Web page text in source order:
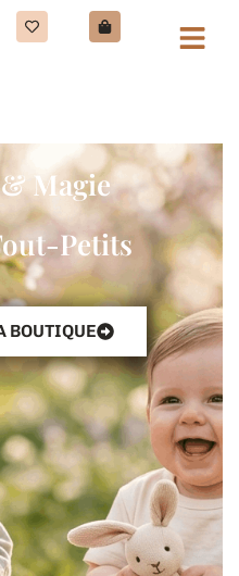
Magie
Petits
BOUTIQUE